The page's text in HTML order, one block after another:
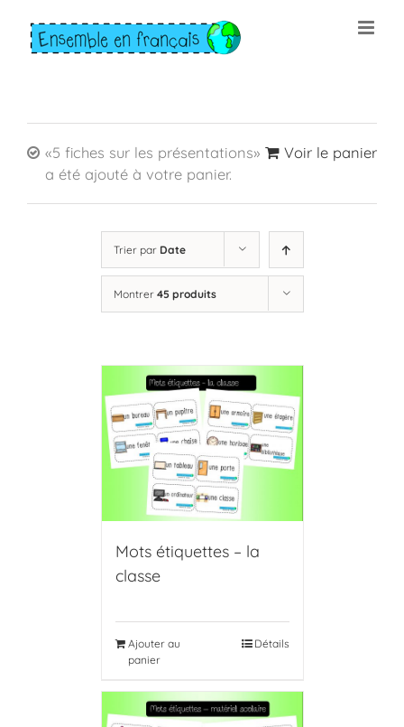
content
Voir le panier
«5 fiches sur les présentations»
a été ajouté à votre panier.
Trier par Date
Montrer 45 produits
Mots étiquettes – la
classe
Ajouter au
panier
Détails